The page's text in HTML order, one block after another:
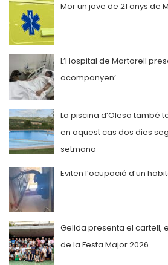
Mor un jove de 21 anys de
L’Hospital de Martorell
acompanyen’
La piscina d’Olesa també
en aquest cas dos dies
setmana
Eviten l’ocupació d’un
Gelida presenta el cartell,
de la Festa Major 2026